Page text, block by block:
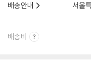
배송안내
서울
배송비